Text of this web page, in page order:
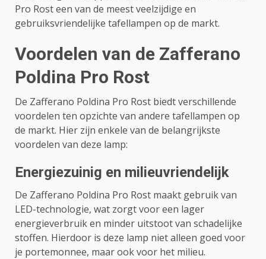
Pro Rost een van de meest veelzijdige en
gebruiksvriendelijke tafellampen op de markt.
Voordelen van de Zafferano
Poldina Pro Rost
De Zafferano Poldina Pro Rost biedt verschillende
voordelen ten opzichte van andere tafellampen op
de markt. Hier zijn enkele van de belangrijkste
voordelen van deze lamp:
Energiezuinig en milieuvriendelijk
De Zafferano Poldina Pro Rost maakt gebruik van
LED-technologie, wat zorgt voor een lager
energieverbruik en minder uitstoot van schadelijke
stoffen. Hierdoor is deze lamp niet alleen goed voor
je portemonnee, maar ook voor het milieu.